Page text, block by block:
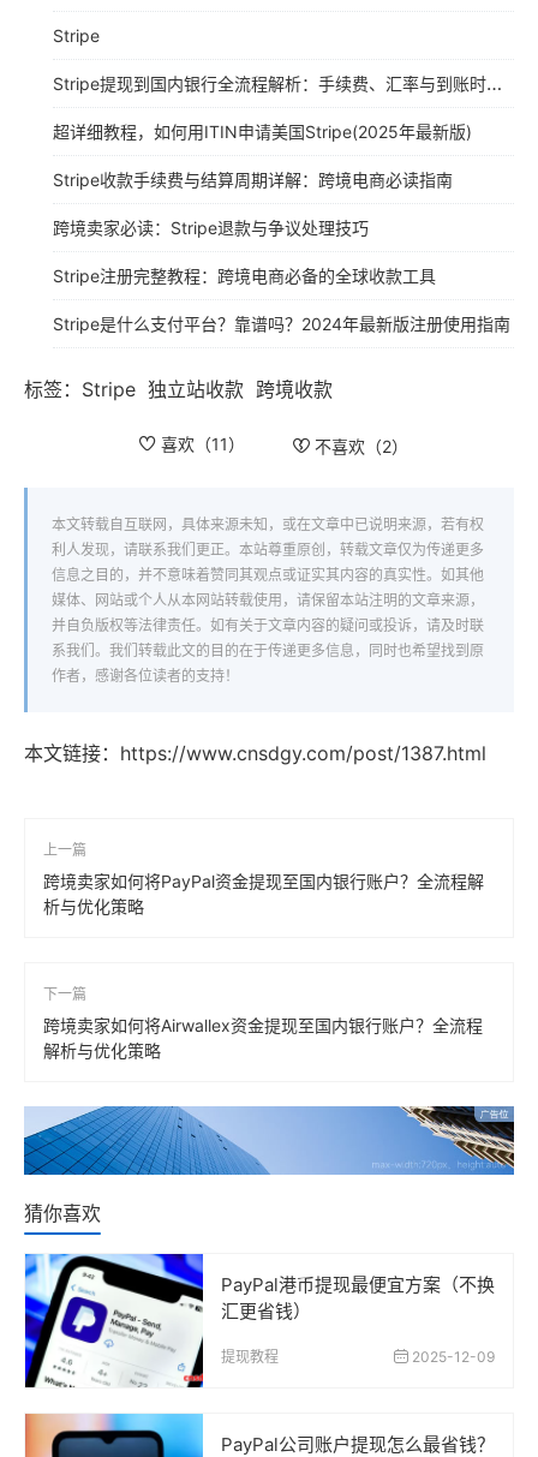
Stripe
Stripe提现到国内银行全流程解析：手续费、汇率与到账时间指南
超详细教程，如何用ITIN申请美国Stripe(2025年最新版)
Stripe收款手续费与结算周期详解：跨境电商必读指南
跨境卖家必读：Stripe退款与争议处理技巧
Stripe注册完整教程：跨境电商必备的全球收款工具
Stripe是什么支付平台？靠谱吗？2024年最新版注册使用指南
标签： Stripe 独立站收款 跨境收款
喜欢（11） 不喜欢（2）
本文转载自互联网，具体来源未知，或在文章中已说明来源，若有权
利人发现，请联系我们更正。本站尊重原创，转载文章仅为传递更多
信息之目的，并不意味着赞同其观点或证实其内容的真实性。如其他
媒体、网站或个人从本网站转载使用，请保留本站注明的文章来源，
并自负版权等法律责任。如有关于文章内容的疑问或投诉，请及时联
系我们。我们转载此文的目的在于传递更多信息，同时也希望找到原
作者，感谢各位读者的支持！
本文链接： https://www.cnsdgy.com/post/1387.html
上一篇
跨境卖家如何将PayPal资金提现至国内银行账户？全流程解
析与优化策略
下一篇
跨境卖家如何将Airwallex资金提现至国内银行账户？全流程
解析与优化策略
猜你喜欢
PayPal港币提现最便宜方案（不换
汇更省钱）
提现教程 2025-12-09
PayPal公司账户提现怎么最省钱？